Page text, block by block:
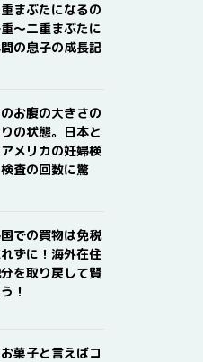
まぶたになるの
〜二重まぶたに
の息子の成長記
お腹の大きさの
の状態。日本と
メリカの妊婦検
査の回数に驚
での買物は免税
ずに！海外在住
を取り戻して賢
！
菓子と言えばコ